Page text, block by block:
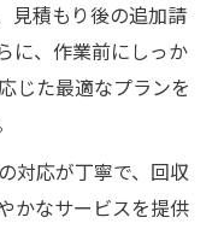
見積もり後の追加請
に、作業前にしっか
じた最適なプランを
対応が丁寧で、回収
かなサービスを提供